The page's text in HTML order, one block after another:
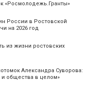
«Росмолодежь.Гранты»
России в Ростовской
на 2026 год
из жизни ростовских
Александра Суворова:
общества в целом»